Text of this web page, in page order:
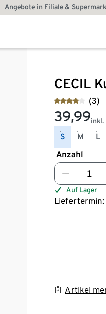
Angebote in Filiale &
CECIL
(3)
39,99inkl.
S M L
Anzahl
Auf Lager
Liefertermin:
Artikel